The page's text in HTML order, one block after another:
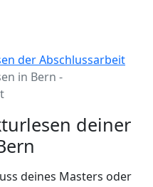
der Abschlussarbeit
in Bern -
deiner
deines Masters oder